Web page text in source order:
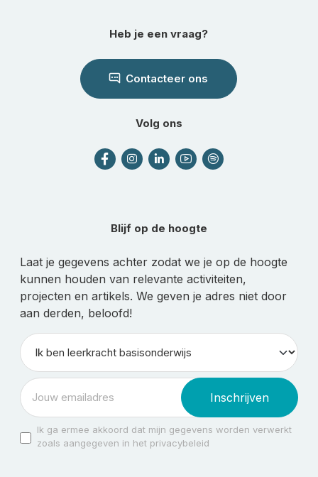
Heb je een vraag?
Contacteer ons
Volg ons
Blijf op de hoogte
Laat je gegevens achter zodat we je op de hoogte
kunnen houden van relevante activiteiten,
projecten en artikels. We geven je adres niet door
aan derden, beloofd!
Inschrijven
Ik ga ermee akkoord dat mijn gegevens worden verwerkt
zoals aangegeven in het privacybeleid